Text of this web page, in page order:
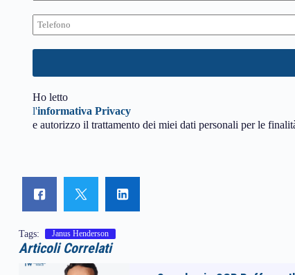
Ho letto
l'informativa Privacy
e autorizzo il trattamento dei miei dati personali per le
Tags: Janus Henderson
Articoli Correlati